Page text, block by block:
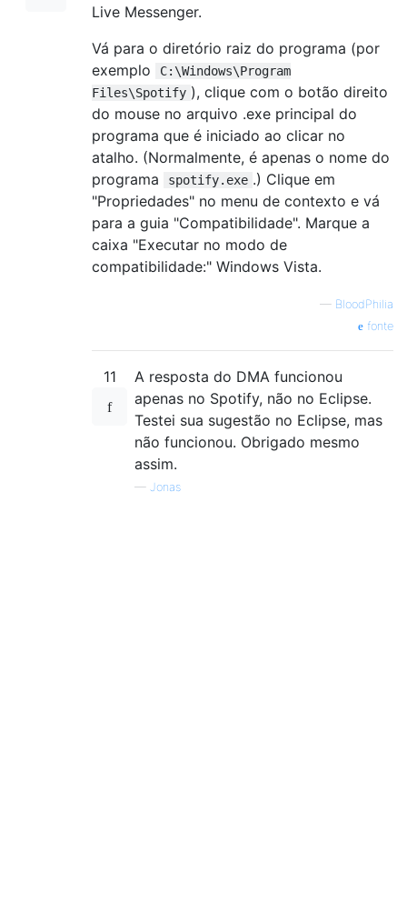
Live Messenger.
Vá para o diretório raiz do programa (por
exemplo
C:\Windows\Program
Files\Spotify ), clique com o botão direito
do mouse no arquivo .exe principal do
programa que é iniciado ao clicar no
atalho. (Normalmente, é apenas o nome do
programa
spotify.exe .) Clique em
"Propriedades" no menu de contexto e vá
para a guia "Compatibilidade". Marque a
caixa "Executar no modo de
compatibilidade:" Windows Vista.
— BloodPhilia
fonte
11
A resposta do DMA funcionou
apenas no Spotify, não no Eclipse.
Testei sua sugestão no Eclipse, mas
não funcionou. Obrigado mesmo
assim.
— Jonas